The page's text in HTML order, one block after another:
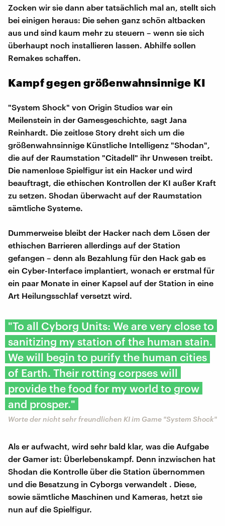
Zocken wir sie dann aber tatsächlich mal an, stellt sich
bei einigen heraus: Die sehen ganz schön altbacken
aus und sind kaum mehr zu steuern – wenn sie sich
überhaupt noch installieren lassen. Abhilfe sollen
Remakes schaffen.
Kampf gegen größenwahnsinnige KI
"System Shock" von Origin Studios war ein
Meilenstein in der Gamesgeschichte, sagt Jana
Reinhardt. Die zeitlose Story dreht sich um die
größenwahnsinnige Künstliche Intelligenz "Shodan",
die auf der Raumstation "Citadell" ihr Unwesen treibt.
Die namenlose Spielfigur ist ein Hacker und wird
beauftragt, die ethischen Kontrollen der KI außer Kraft
zu setzen. Shodan überwacht auf der Raumstation
sämtliche Systeme.
Dummerweise bleibt der Hacker nach dem Lösen der
ethischen Barrieren allerdings auf der Station
gefangen – denn als Bezahlung für den Hack gab es
ein Cyber-Interface implantiert, wonach er erstmal für
ein paar Monate in einer Kapsel auf der Station in eine
Art Heilungsschlaf versetzt wird.
"To all Cyborg Units: We are very close to
sanitizing my station of the human stain.
We will begin to purify the human cities
of Earth. Their rotting corpses will
provide the food for my world to grow
and prosper."
Worte der nicht sehr freundlichen KI im Game "System Shock"
Als er aufwacht, wird sehr bald klar, was die Aufgabe
der Gamer ist: Überlebenskampf. Denn inzwischen hat
Shodan die Kontrolle über die Station übernommen
und die Besatzung in Cyborgs verwandelt . Diese,
sowie sämtliche Maschinen und Kameras, hetzt sie
nun auf die Spielfigur.